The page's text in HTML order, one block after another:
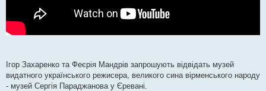
Ігор Захаренко та Феєрія Мандрів запрошують відвідать музей
видатного українського режисера, великого сина вірменського народу
- музей Сергія Параджанова у Єревані.